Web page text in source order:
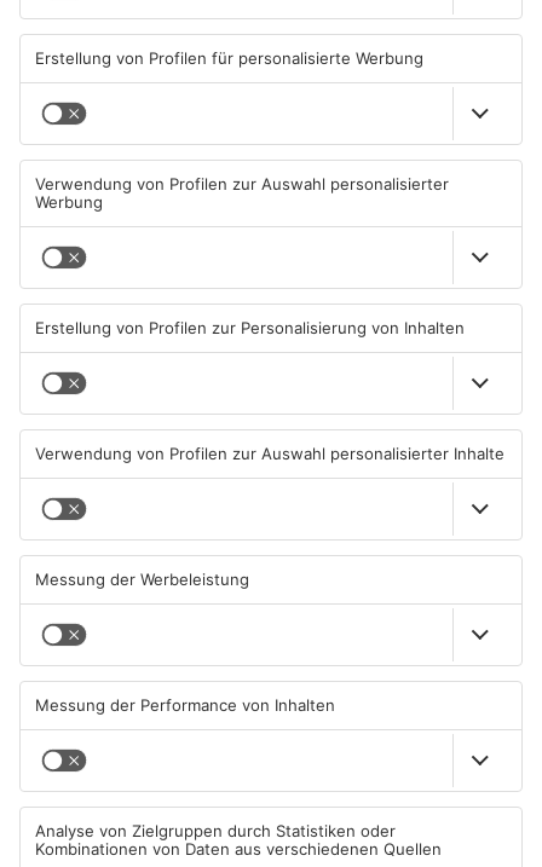
Sommerliche Temperaturen
und jede Menge Live-Musik
MILTENBERG
Straße bei Windischbuchen
wieder frei
Autofahrerin mit drei
Promille in Eichenbühl
gestoppt
31.07.2026, 11:45 UHR IN KREIS
MILTENBERG
Erlenbach: Dr. Dagmar
Sohlbach wird Leiterin der
Allgemein- und
Viszeralchirurgie
MILTENBERG